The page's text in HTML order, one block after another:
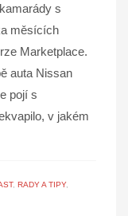
s
měsících
Marketplace.
auta Nissan
pojí s
v jakém
, RADY A TIPY,